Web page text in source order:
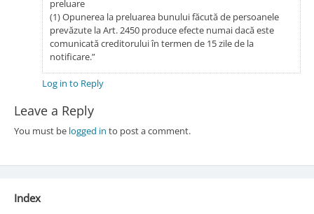
preluare
(1) Opunerea la preluarea bunului făcută de persoanele
prevăzute la Art. 2450 produce efecte numai dacă este
comunicată creditorului în termen de 15 zile de la
notificare.”
Log in to Reply
Leave a Reply
You must be logged in to post a comment.
Index